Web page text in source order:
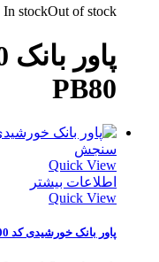
In stockOut of stock
PB80
سنجش
Quick View
اطلاعات بیشتر
Quick View
پاور بانک خورشیدی کد ES800